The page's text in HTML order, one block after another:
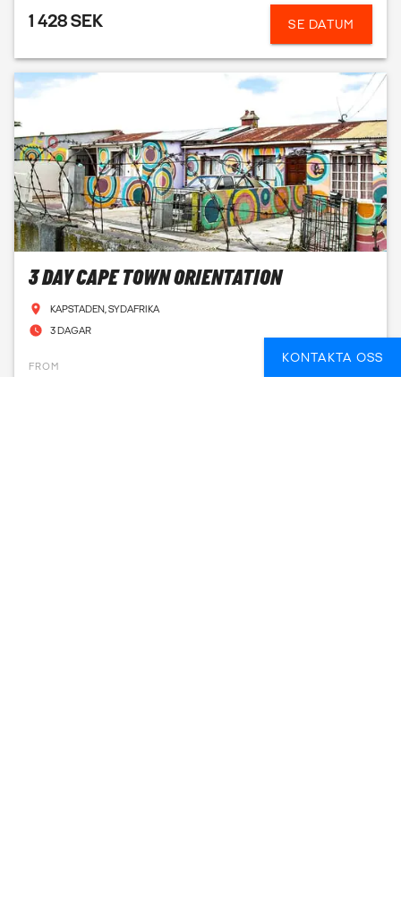
1 428 SEK SE DATUM
3 DAY CAPE TOWN ORIENTATION
KAPSTADEN, SYDAFRIKA
3 DAGAR
FROM
KONTAKTA OSS